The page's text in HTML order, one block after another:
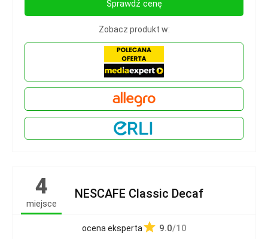
Sprawdź cenę
Zobacz produkt w:
4
miejsce
NESCAFE Classic Decaf
ocena eksperta 9.0/10